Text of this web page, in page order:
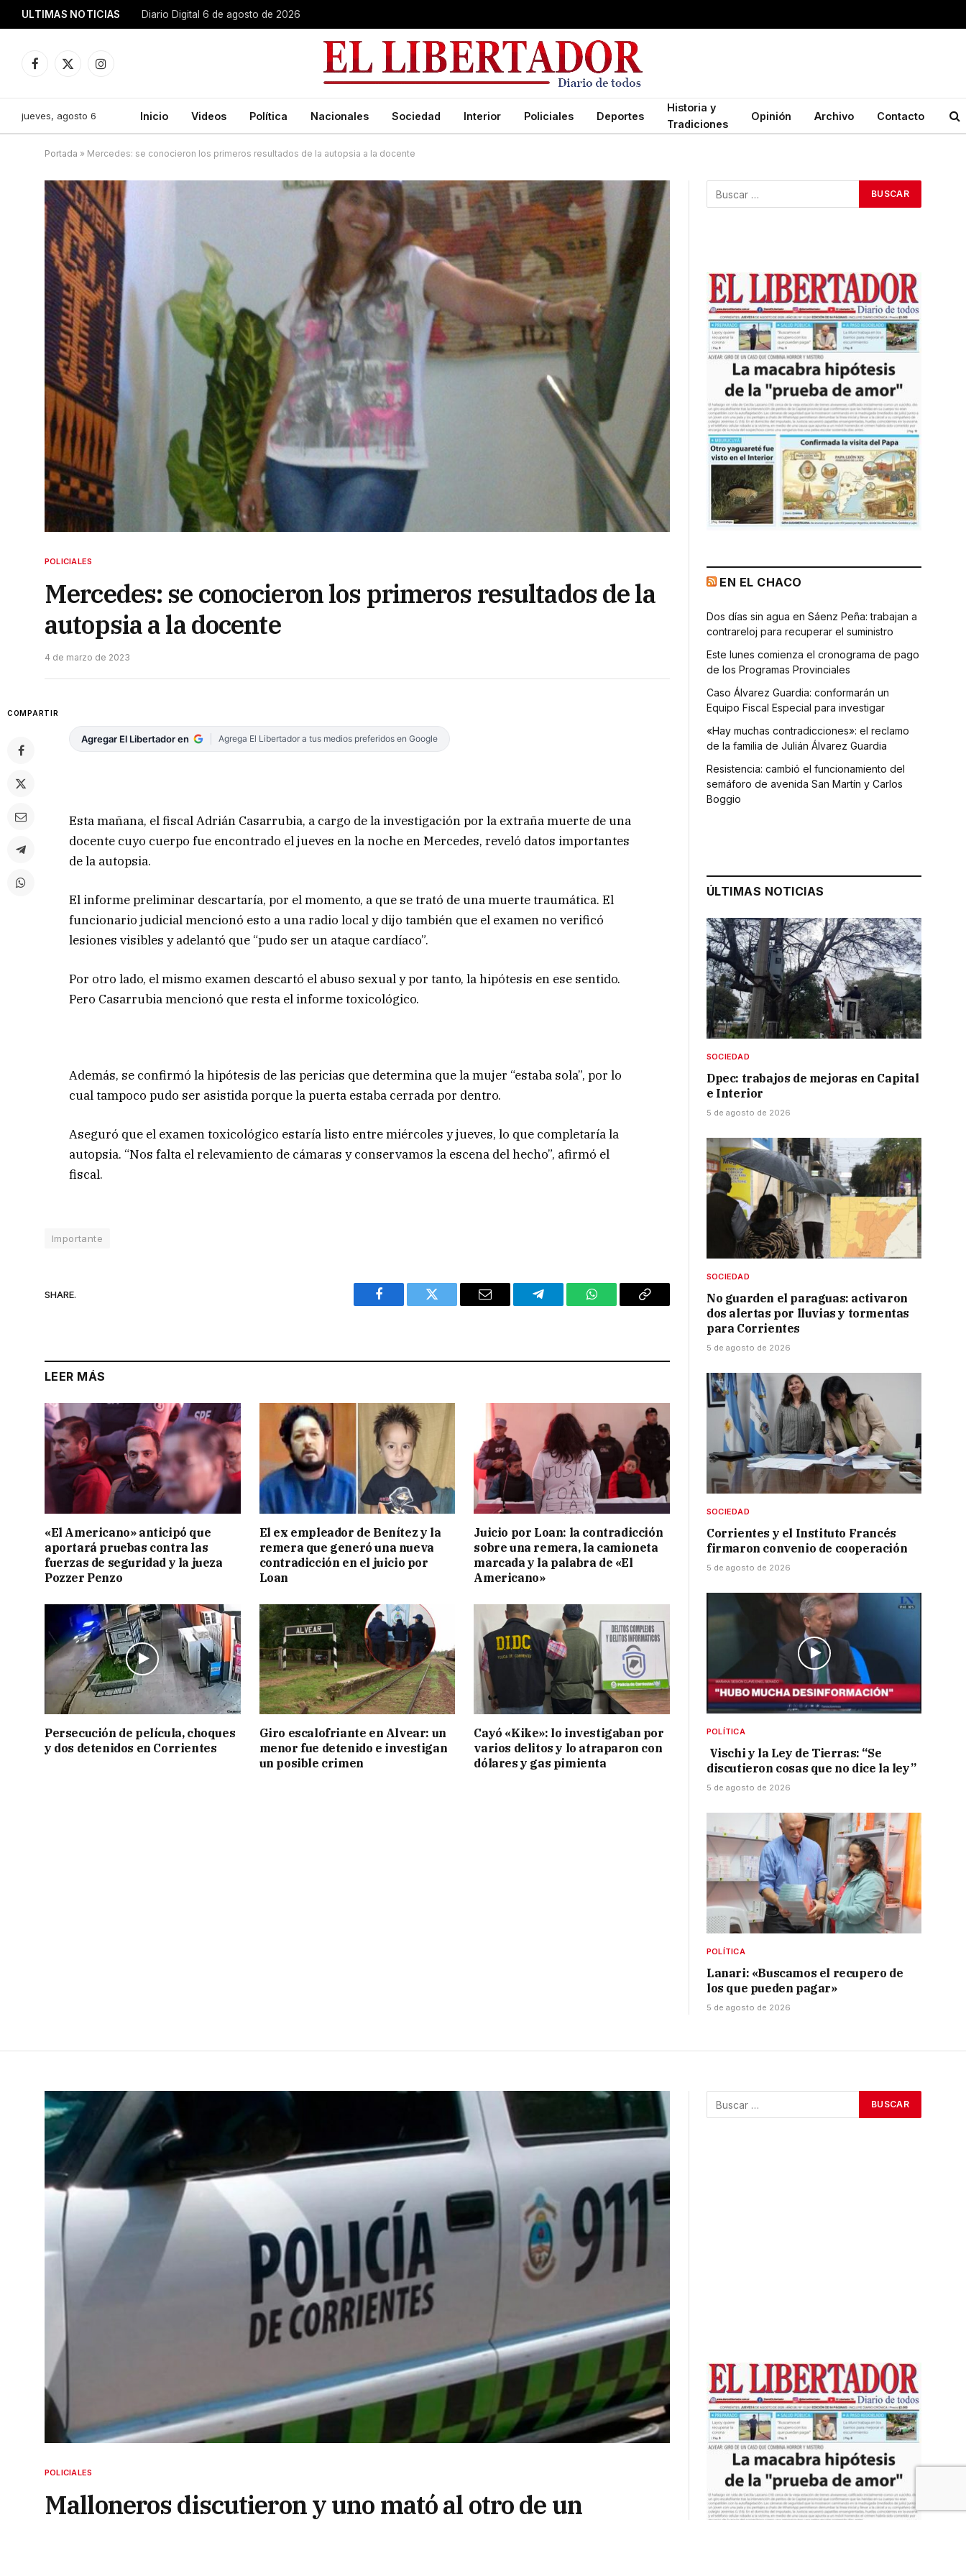
ULTIMAS NOTICIAS Diario Digital 6 de agosto de 2026
Facebook
X
Instagram
jueves, agosto 6 Inicio Videos Política Nacionales Sociedad Interior Policiales Deportes
Historia y
Tradiciones
Opinión Archivo Contacto
Portada » Mercedes: se conocieron los primeros resultados de la autopsia a la docente
POLICIALES
Mercedes: se conocieron los primeros resultados de la
autopsia a la docente
4 de marzo de 2023
COMPARTIR
Agregar El Libertador en Agrega El Libertador a tus medios preferidos en Google
Esta mañana, el fiscal Adrián Casarrubia, a cargo de la investigación por la extraña muerte de una
docente cuyo cuerpo fue encontrado el jueves en la noche en Mercedes, reveló datos importantes
de la autopsia.
El informe preliminar descartaría, por el momento, a que se trató de una muerte traumática. El
funcionario judicial mencionó esto a una radio local y dijo también que el examen no verificó
lesiones visibles y adelantó que “pudo ser un ataque cardíaco”.
Por otro lado, el mismo examen descartó el abuso sexual y por tanto, la hipótesis en ese sentido.
Pero Casarrubia mencionó que resta el informe toxicológico.
Además, se confirmó la hipótesis de las pericias que determina que la mujer “estaba sola”, por lo
cual tampoco pudo ser asistida porque la puerta estaba cerrada por dentro.
Aseguró que el examen toxicológico estaría listo entre miércoles y jueves, lo que completaría la
autopsia. “Nos falta el relevamiento de cámaras y conservamos la escena del hecho”, afirmó el
fiscal.
Importante
SHARE.
Facebook Twitter Email Telegram WhatsAppCopy
LEER MÁS
«El Americano» anticipó que
aportará pruebas contra las
fuerzas de seguridad y la jueza
Pozzer Penzo
El ex empleador de Benítez y la
remera que generó una nueva
contradicción en el juicio por
Loan
Juicio por Loan: la contradicción
sobre una remera, la camioneta
marcada y la palabra de «El
Americano»
Persecución de película, choques
y dos detenidos en Corrientes
Giro escalofriante en Alvear: un
menor fue detenido e investigan
un posible crimen
Cayó «Kike»: lo investigaban por
varios delitos y lo atraparon con
dólares y gas pimienta
EN EL CHACO
Dos días sin agua en Sáenz Peña: trabajan a
contrareloj para recuperar el suministro
Este lunes comienza el cronograma de pago
de los Programas Provinciales
Caso Álvarez Guardia: conformarán un
Equipo Fiscal Especial para investigar
«Hay muchas contradicciones»: el reclamo
de la familia de Julián Álvarez Guardia
Resistencia: cambió el funcionamiento del
semáforo de avenida San Martín y Carlos
Boggio
ÚLTIMAS NOTICIAS
SOCIEDAD
Dpec: trabajos de mejoras en Capital
e Interior
5 de agosto de 2026
SOCIEDAD
No guarden el paraguas: activaron
dos alertas por lluvias y tormentas
para Corrientes
5 de agosto de 2026
SOCIEDAD
Corrientes y el Instituto Francés
firmaron convenio de cooperación
5 de agosto de 2026
POLÍTICA
Vischi y la Ley de Tierras: “Se
discutieron cosas que no dice la ley”
5 de agosto de 2026
POLÍTICA
Lanari: «Buscamos el recupero de
los que pueden pagar»
5 de agosto de 2026
POLICIALES
Malloneros discutieron y uno mató al otro de un